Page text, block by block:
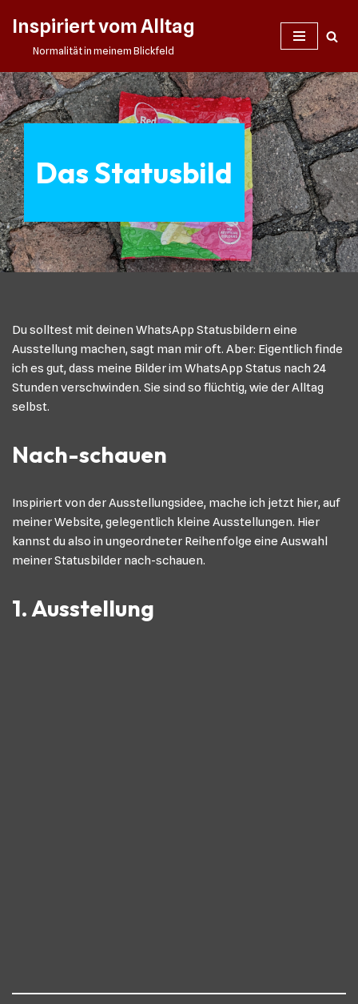
springen
Inspiriert vom Alltag
Normalität in meinem Blickfeld
Das Statusbild
Du solltest mit deinen WhatsApp Statusbildern eine
Ausstellung machen, sagt man mir oft. Aber: Eigentlich finde
ich es gut, dass meine Bilder im WhatsApp Status nach 24
Stunden verschwinden. Sie sind so flüchtig, wie der Alltag
selbst.
Nach-schauen
Inspiriert von der Ausstellungsidee, mache ich jetzt hier, auf
meiner Website, gelegentlich kleine Ausstellungen. Hier
kannst du also in ungeordneter Reihenfolge eine Auswahl
meiner Statusbilder nach-schauen.
1. Ausstellung